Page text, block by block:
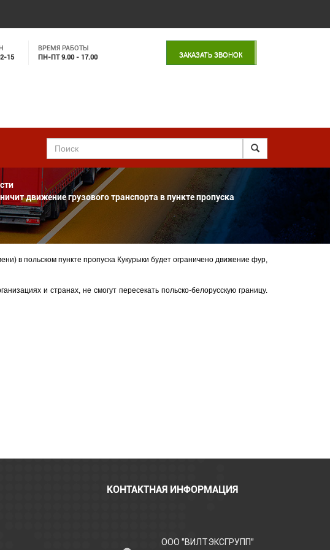
15
ВРЕМЯ РАБОТЫ
ПН-ПТ 9.00 - 17.00
ЗАКАЗАТЬ ЗВОНОК
движение грузового транспорта в пункте пропуска
в польском пункте пропуска Кукурыки будет ограничено движение фур,
и странах, не смогут пересекать польско-белорусскую границу.
КОНТАКТНАЯ ИНФОРМАЦИЯ
ООО "ВИЛТЭКСГРУПП"